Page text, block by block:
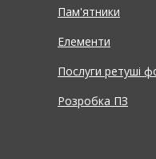
Пам'ятники
Елементи
Послуги ретуші
Розробка ПЗ